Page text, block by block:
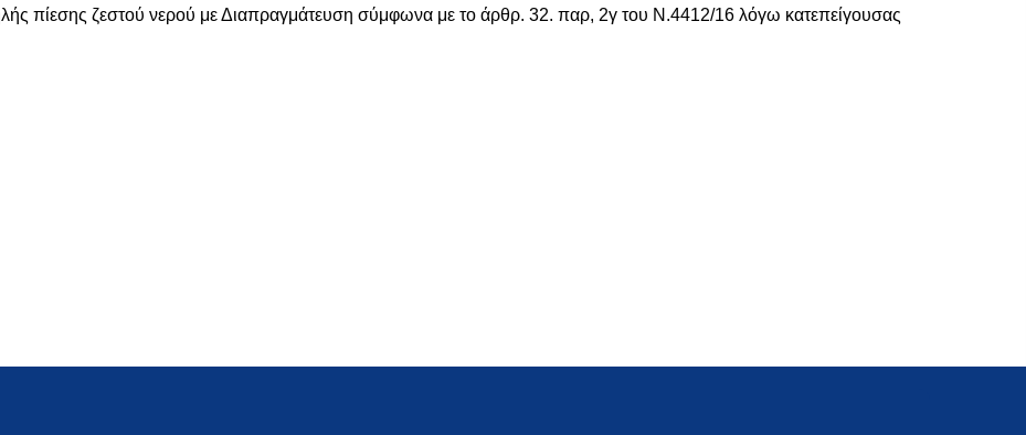
πίεσης ζεστού νερού με Διαπραγμάτευση σύμφωνα με το άρθρ. 32. παρ, 2γ του Ν.4412/16 λόγω κατεπείγουσας